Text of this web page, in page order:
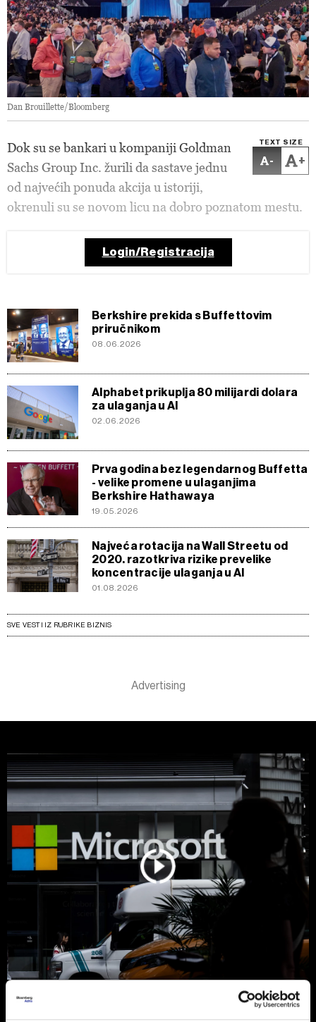
Dan Brouillette/Bloomberg
TEXT SIZE
- +
Dok su se bankari u kompaniji Goldman
Sachs Group Inc. žurili da sastave jednu
od najvećih ponuda akcija u istoriji,
okrenuli su se novom licu na dobro poznatom mestu.
Login/Registracija
Berkshire prekida s Buffettovim
priručnikom
08.06.2026
Alphabet prikuplja 80 milijardi dolara
za ulaganja u AI
02.06.2026
Prva godina bez legendarnog Buffetta
- velike promene u ulaganjima
Berkshire Hathawaya
19.05.2026
Najveća rotacija na Wall Streetu od
2020. razotkriva rizike prevelike
koncentracije ulaganja u AI
01.08.2026
SVE VESTI IZ RUBRIKE BIZNIS
Microsoft otkrio da većina AI
prihoda dolazi od OpenAI-ja